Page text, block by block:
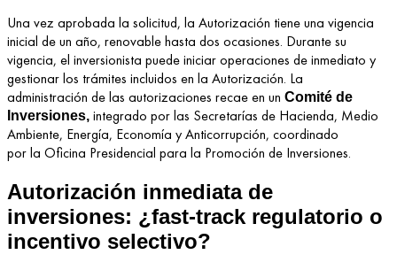
Una vez aprobada la solicitud, la Autorización tiene una vigencia
inicial de un año, renovable hasta dos ocasiones. Durante su
vigencia, el inversionista puede iniciar operaciones de inmediato y
gestionar los trámites incluidos en la Autorización. La
administración de las autorizaciones recae en un Comité de
Inversiones, integrado por las Secretarías de Hacienda, Medio
Ambiente, Energía, Economía y Anticorrupción, coordinado
por la Oficina Presidencial para la Promoción de Inversiones.
Autorización inmediata de
inversiones: ¿fast-track regulatorio o
incentivo selectivo?